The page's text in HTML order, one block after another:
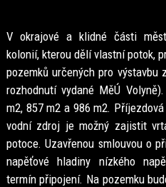
V okrajové a klidné části
kolonií, kterou dělí vlastní potok,
pozemků určených pro
rozhodnutí vydané MěÚ
m2, 857 m2 a 986 m2.
vodní zdroj je možný zajistit
potoce. Uzavřenou smlouvou o
napěťové hladiny nízkého
termín připojení. Na pozemku